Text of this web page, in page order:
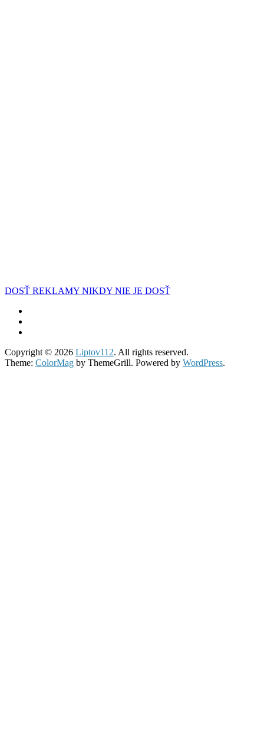
DOSŤ REKLAMY NIKDY NIE JE DOSŤ
Copyright © 2026 Liptov112. All rights reserved.
Theme: ColorMag by ThemeGrill. Powered by WordPress.